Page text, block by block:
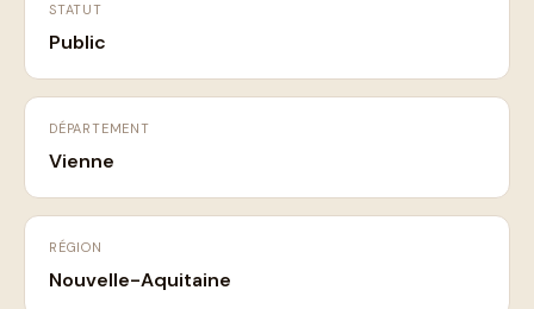
STATUT
Public
DÉPARTEMENT
Vienne
RÉGION
Nouvelle-Aquitaine